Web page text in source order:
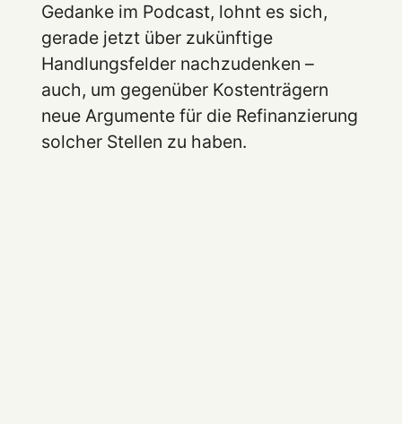
Gedanke im Podcast, lohnt es sich,
gerade jetzt über zukünftige
Handlungsfelder nachzudenken –
auch, um gegenüber Kostenträgern
neue Argumente für die Refinanzierung
solcher Stellen zu haben.